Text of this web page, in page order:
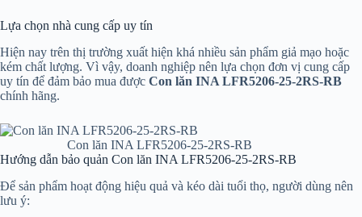
Lựa chọn nhà cung cấp uy tín
Hiện nay trên thị trường xuất hiện khá nhiều sản phẩm giả mạo hoặc
kém chất lượng. Vì vậy, doanh nghiệp nên lựa chọn đơn vị cung cấp
uy tín để đảm bảo mua được Con lăn INA LFR5206-25-2RS-RB
chính hãng.
Con lăn INA LFR5206-25-2RS-RB
Hướng dẫn bảo quản Con lăn INA LFR5206-25-2RS-RB
Để sản phẩm hoạt động hiệu quả và kéo dài tuổi thọ, người dùng nên
lưu ý: